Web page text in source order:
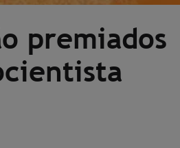
premiados